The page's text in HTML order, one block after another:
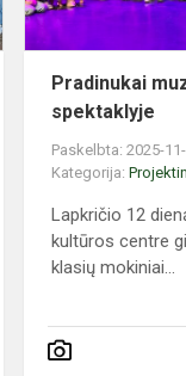
Pradinukai
spektaklyje
Paskelbta: 2025-
Kategorija:
Lapkričio 12
kultūros centre
klasių mokiniai...